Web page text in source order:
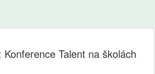
Konference Talent na školách